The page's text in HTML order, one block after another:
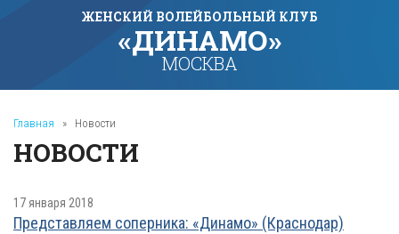
ЖЕНСКИЙ ВОЛЕЙБОЛЬНЫЙ КЛУБ
«ДИНАМО»
МОСКВА
Главная » Новости
НОВОСТИ
17 января 2018
Представляем соперника: «Динамо» (Краснодар)